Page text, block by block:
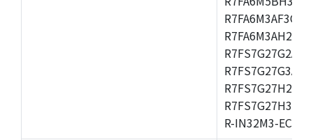
R-IN32M3-EC